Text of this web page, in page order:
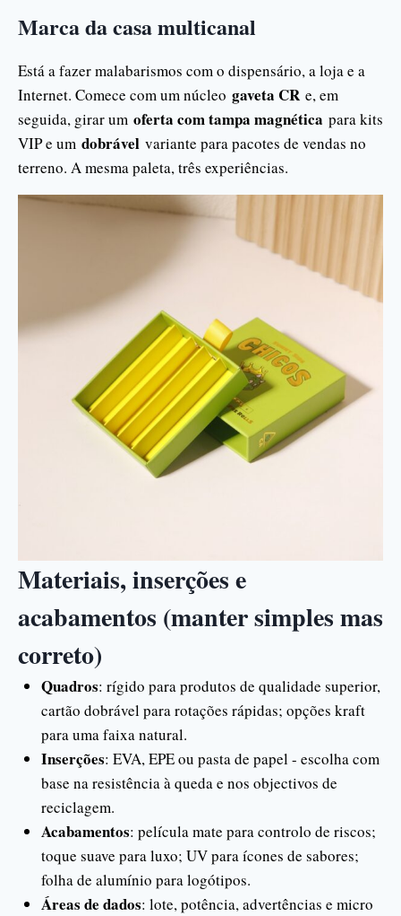
Marca da casa multicanal
Está a fazer malabarismos com o dispensário, a loja e a
Internet. Comece com um núcleo gaveta CR e, em
seguida, girar um oferta com tampa magnética para kits
VIP e um dobrável variante para pacotes de vendas no
terreno. A mesma paleta, três experiências.
Materiais, inserções e
acabamentos (manter simples mas
correto)
Quadros: rígido para produtos de qualidade superior,
cartão dobrável para rotações rápidas; opções kraft
para uma faixa natural.
Inserções: EVA, EPE ou pasta de papel - escolha com
base na resistência à queda e nos objectivos de
reciclagem.
Acabamentos: película mate para controlo de riscos;
toque suave para luxo; UV para ícones de sabores;
folha de alumínio para logótipos.
Áreas de dados: lote, potência, advertências e micro